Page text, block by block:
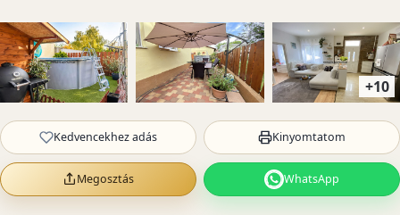
+10
Kedvencekhez adás Kinyomtatom
Megosztás WhatsApp